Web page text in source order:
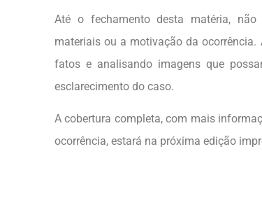
Até o fechamento desta matéria,
materiais ou a motivação da
fatos e analisando imagens que
esclarecimento do caso.
A cobertura completa, com mais
ocorrência, estará na próxima edição